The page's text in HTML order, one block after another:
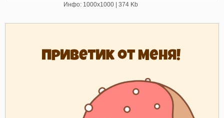
Инфо: 1000х1000 | 374 Kb